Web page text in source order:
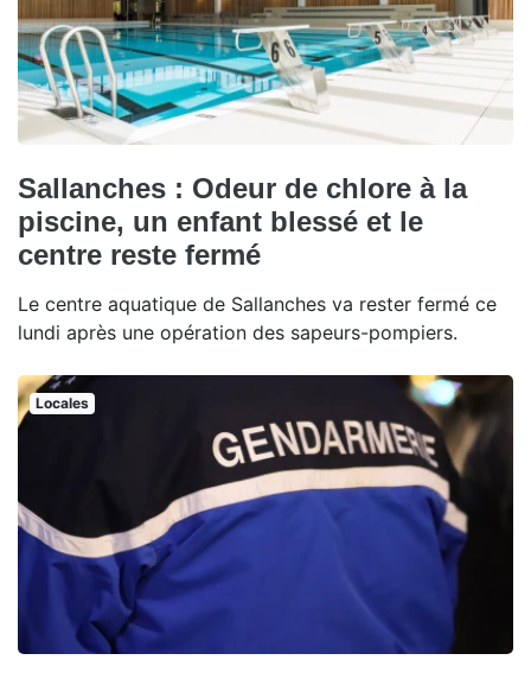
Sallanches : Odeur de chlore à la
piscine, un enfant blessé et le
centre reste fermé
Le centre aquatique de Sallanches va rester fermé ce
lundi après une opération des sapeurs-pompiers.
Locales